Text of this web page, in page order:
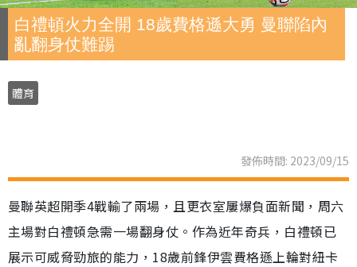
白禮頓火力全開 18歲費格遜大勇 曼聯陷內
亂翻身仗難踢
體育
發佈時間: 2023/09/15
曼聯英超開季4戰輸了兩場，且更衣室屢爆負面新聞，周六
主場對白禮頓急需一場翻身仗。作為近年奇兵，白禮頓已
展示可威脅勁旅的能力，18歲前鋒伊雲費格遜上輪對紐卡